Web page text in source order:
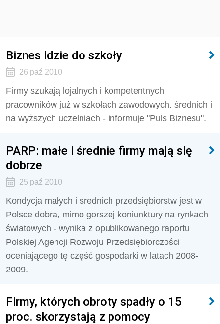
Biznes idzie do szkoły
26 paź 2010
Firmy szukają lojalnych i kompetentnych
pracowników już w szkołach zawodowych, średnich i
na wyższych uczelniach - informuje "Puls Biznesu".
PARP: małe i średnie firmy mają się
dobrze
25 paź 2010
Kondycja małych i średnich przedsiębiorstw jest w
Polsce dobra, mimo gorszej koniunktury na rynkach
światowych - wynika z opublikowanego raportu
Polskiej Agencji Rozwoju Przedsiębiorczości
oceniającego tę część gospodarki w latach 2008-
2009.
Firmy, których obroty spadły o 15
proc. skorzystają z pomocy